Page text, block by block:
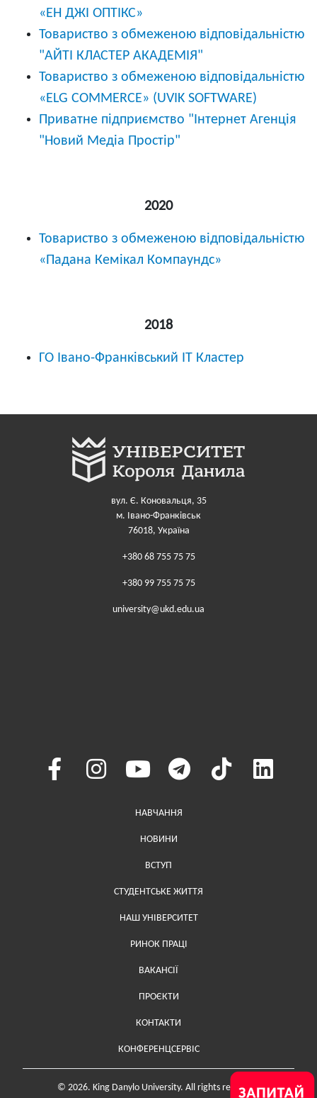
«ЕН ДЖІ ОПТІКС»
Товариство з обмеженою відповідальністю
"АЙТІ КЛАСТЕР АКАДЕМІЯ"
Товариство з обмеженою відповідальністю
«ELG COMMERCE» (UVIK SOFTWARE)
Приватне підприємство "Інтернет Агенція
"Новий Медіа Простір"
2020
Товариство з обмеженою відповідальністю
«Падана Кемікал Компаундс»
2018
ГО Івано-Франківський ІТ Кластер
вул. Є. Коновальця, 35
м. Івано-Франківськ
76018, Україна
+380 68 755 75 75
+380 99 755 75 75
university@ukd.edu.ua
Меню у хедері
НАВЧАННЯ
НОВИНИ
ВСТУП
СТУДЕНТСЬКЕ ЖИТТЯ
НАШ УНІВЕРСИТЕТ
РИНОК ПРАЦІ
ВАКАНСІЇ
ПРОЄКТИ
Меню у футері (додаткове)
КОНТАКТИ
КОНФЕРЕНЦСЕРВІС
© 2026. King Danylo University. All rights reserved.